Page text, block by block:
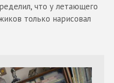
что у летающего
только нарисовал